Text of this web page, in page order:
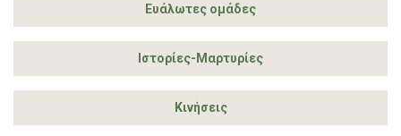
Ευάλωτες ομάδες
Ιστορίες-Μαρτυρίες
Κινήσεις